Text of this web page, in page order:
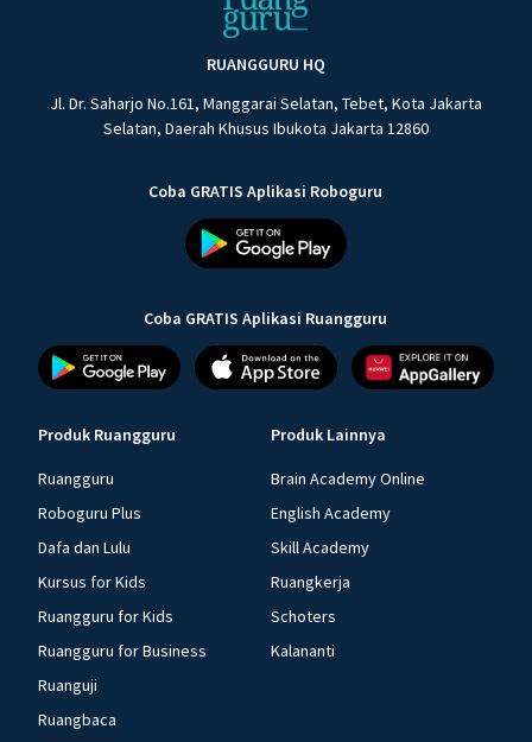
RUANGGURU HQ
Jl. Dr. Saharjo No.161, Manggarai Selatan, Tebet, Kota Jakarta
Selatan, Daerah Khusus Ibukota Jakarta 12860
Coba GRATIS Aplikasi Roboguru
Coba GRATIS Aplikasi Ruangguru
Produk Ruangguru
Ruangguru
Roboguru Plus
Dafa dan Lulu
Kursus for Kids
Ruangguru for Kids
Ruangguru for Business
Ruanguji
Ruangbaca
Produk Lainnya
Brain Academy Online
English Academy
Skill Academy
Ruangkerja
Schoters
Kalananti